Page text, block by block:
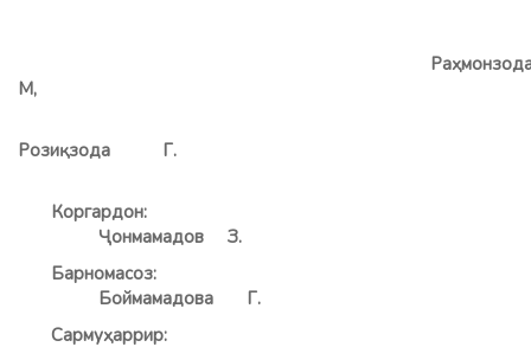
М,
Розиқзода Г.
Коргардон:
Ҷонмамадов З.
Барномасоз:
Боймамадова Г.
Сармуҳаррир: